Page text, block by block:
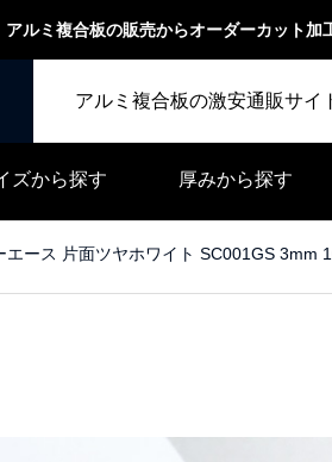
アルミ複合板の販売からオーダーカット加
アルミ複合板の激安通販サイ
ズから探す 厚みから探す
エース 片面ツヤホワイト SC001GS 3mm